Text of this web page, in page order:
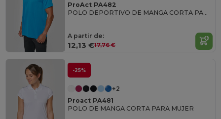
ProAct PA482
POLO DEPORTIVO DE MANGA CORTA PARA HOMBRE
A partir de:
12,13 €17,76 €
-25%
+2
Proact PA481
POLO DE MANGA CORTA PARA MUJER